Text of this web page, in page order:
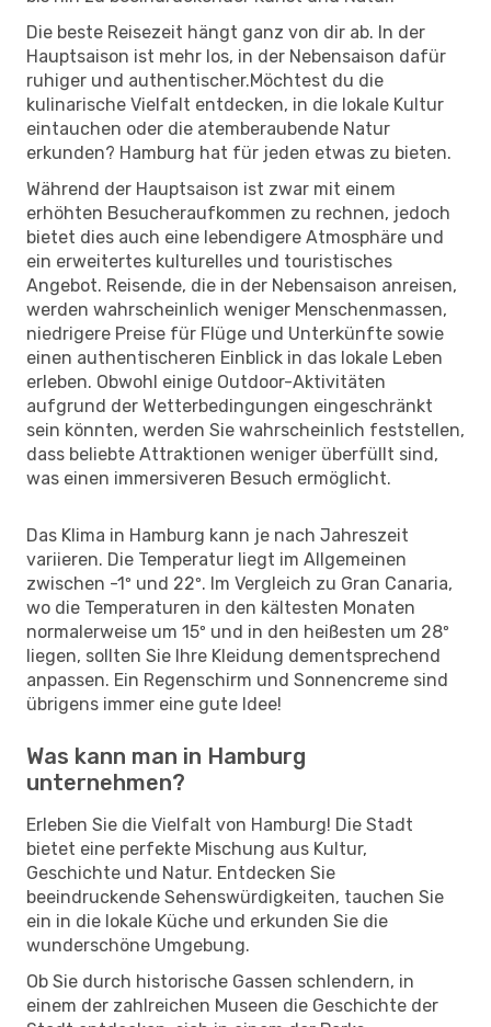
Die beste Reisezeit hängt ganz von dir ab. In der
Hauptsaison ist mehr los, in der Nebensaison dafür
ruhiger und authentischer.Möchtest du die
kulinarische Vielfalt entdecken, in die lokale Kultur
eintauchen oder die atemberaubende Natur
erkunden? Hamburg hat für jeden etwas zu bieten.
Während der Hauptsaison ist zwar mit einem
erhöhten Besucheraufkommen zu rechnen, jedoch
bietet dies auch eine lebendigere Atmosphäre und
ein erweitertes kulturelles und touristisches
Angebot. Reisende, die in der Nebensaison anreisen,
werden wahrscheinlich weniger Menschenmassen,
niedrigere Preise für Flüge und Unterkünfte sowie
einen authentischeren Einblick in das lokale Leben
erleben. Obwohl einige Outdoor-Aktivitäten
aufgrund der Wetterbedingungen eingeschränkt
sein könnten, werden Sie wahrscheinlich feststellen,
dass beliebte Attraktionen weniger überfüllt sind,
was einen immersiveren Besuch ermöglicht.
Das Klima in Hamburg kann je nach Jahreszeit
variieren. Die Temperatur liegt im Allgemeinen
zwischen -1º und 22º. Im Vergleich zu Gran Canaria,
wo die Temperaturen in den kältesten Monaten
normalerweise um 15º und in den heißesten um 28º
liegen, sollten Sie Ihre Kleidung dementsprechend
anpassen. Ein Regenschirm und Sonnencreme sind
übrigens immer eine gute Idee!
Was kann man in Hamburg
unternehmen?
Erleben Sie die Vielfalt von Hamburg! Die Stadt
bietet eine perfekte Mischung aus Kultur,
Geschichte und Natur. Entdecken Sie
beeindruckende Sehenswürdigkeiten, tauchen Sie
ein in die lokale Küche und erkunden Sie die
wunderschöne Umgebung.
Ob Sie durch historische Gassen schlendern, in
einem der zahlreichen Museen die Geschichte der